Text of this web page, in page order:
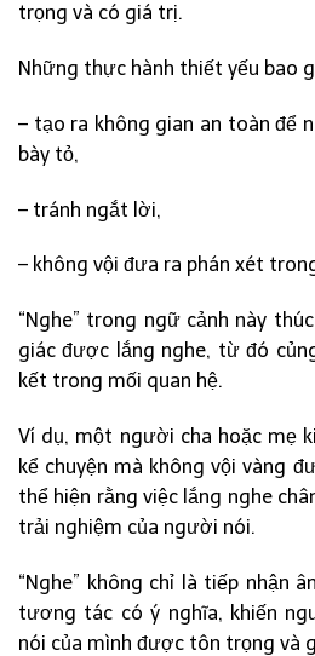
trọng và có giá trị.
Những thực hành thiết yếu bao
– tạo ra không gian an toàn để
bày tỏ,
– tránh ngắt lời,
– không vội đưa ra phán xét
“Nghe” trong ngữ cảnh này
giác được lắng nghe, từ đó
kết trong mối quan hệ.
Ví dụ, một người cha hoặc mẹ
kể chuyện mà không vội vàng
thể hiện rằng việc lắng nghe
trải nghiệm của người nói.
“Nghe” không chỉ là tiếp nhận
tương tác có ý nghĩa, khiến
nói của mình được tôn trọng và